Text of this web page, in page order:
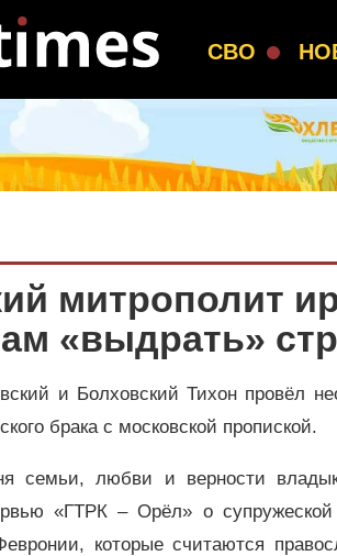
СВО
митрополит
«выдрать»
и Болховский Тихон провёл
брака с московской пропиской.
семьи, любви и верности
«ГТРК – Орёл» о
которые считаются